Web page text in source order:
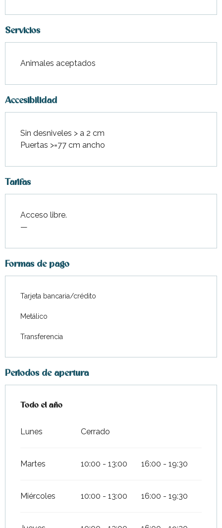
Servicios
Animales aceptados
Accesibilidad
Sin desniveles > a 2 cm
Puertas >=77 cm ancho
Tarifas
Acceso libre.
—
Formas de pago
Tarjeta bancaria/crédito
Metálico
Transferencia
Periodos de apertura
Todo el año
Todo el año
Lunes Cerrado
Martes 10:00 - 13:00 16:00 - 19:30
Miércoles 10:00 - 13:00 16:00 - 19:30